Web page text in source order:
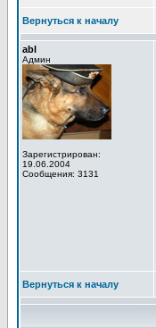
Вернуться к началу
abl
Админ
Зарегистрирован:
19.06.2004
Сообщения: 3131
Вернуться к началу